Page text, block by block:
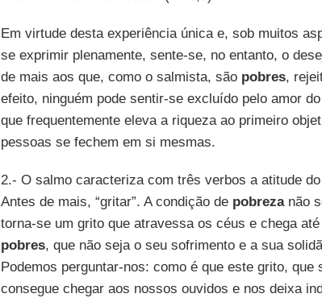
Em virtude desta experiência única e, sob muitos
se exprimir plenamente, sente-se, no entanto, o
de mais aos que, como o salmista, são pobres,
efeito, ninguém pode sentir-se excluído pelo amor
que frequentemente eleva a riqueza ao primeiro
pessoas se fechem em si mesmas.
2.- O salmo caracteriza com três verbos a atitude
Antes de mais, “gritar”. A condição de pobrezanão
torna-se um grito que atravessa os céus e chega
pobres, que não seja o seu sofrimento e a sua
Podemos perguntar-nos: como é que este grito, que
consegue chegar aos nossos ouvidos e nos deixa